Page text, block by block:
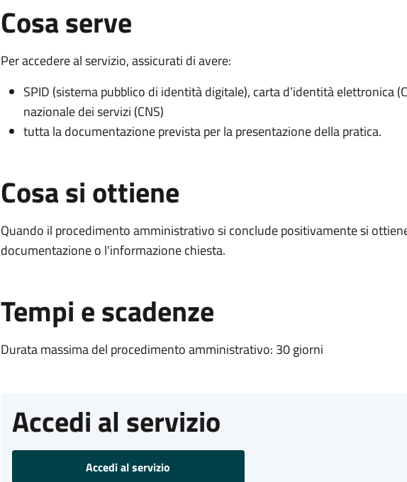
Cosa serve
Per accedere al servizio, assicurati di avere:
SPID (sistema pubblico di identità digitale), carta d’identità elettronica
nazionale dei servizi (CNS)
tutta la documentazione prevista per la presentazione della pratica.
Cosa si ottiene
Quando il procedimento amministrativo si conclude positivamente si
documentazione o l'informazione chiesta.
Tempi e scadenze
Durata massima del procedimento amministrativo: 30 giorni
Accedi al servizio
Accedi al servizio